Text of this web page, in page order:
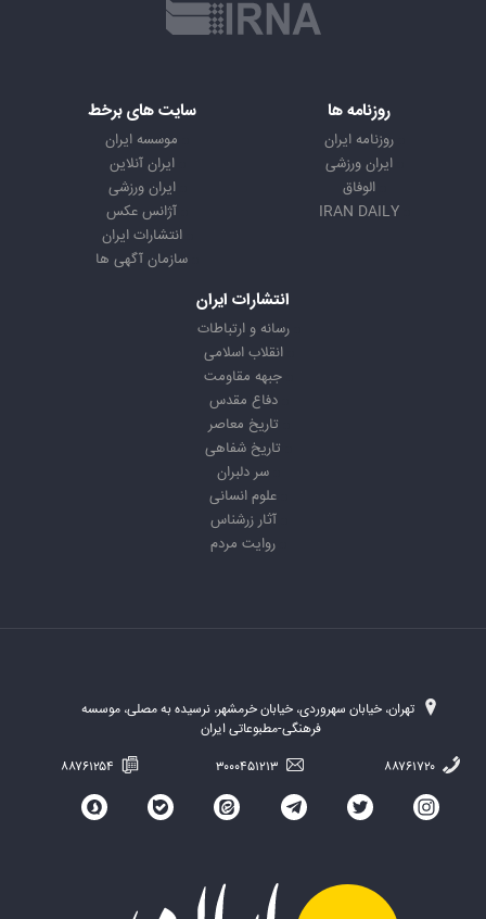
روزنامه ها
روزنامه ایران
ایران ورزشی
الوفاق
IRAN DAILY
سایت های برخط
موسسه ایران
ایران آنلاین
ایران ورزشی
آژانس عکس
انتشارات ایران
سازمان آگهی ها
انتشارات ایران
رسانه و ارتباطات
انقلاب اسلامی
جبهه مقاومت
دفاع مقدس
تاریخ معاصر
تاریخ شفاهی
سر دلبران
علوم انسانی
آثار زرشناس
روایت مردم
تهران، خیابان سهروردی، خیابان خرمشهر، نرسیده به مصلی، موسسه
فرهنگی-مطبوعاتی ایران